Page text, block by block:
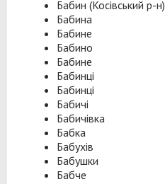
Бабин (Косівський р-н)
Бабина
Бабине
Бабино
Бабине
Бабинці
Бабинці
Бабичі
Бабичівка
Бабка
Бабухів
Бабушки
Бабче